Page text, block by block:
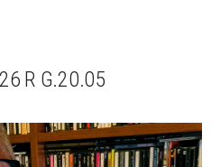
R G.20.05